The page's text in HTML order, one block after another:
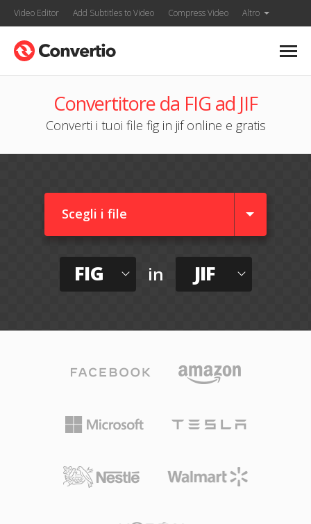
Video Editor Add Subtitles to Video Compress Video Altro
Convertitore da FIG ad JIF
Converti i tuoi file fig in jif online e gratis
Scegli i file
FIG in JIF